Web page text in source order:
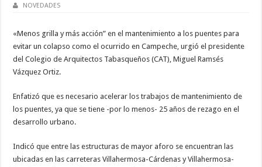
NOVEDADES
«Menos grilla y más acción” en el mantenimiento a los puentes para
evitar un colapso como el ocurrido en Campeche, urgió el presidente
del Colegio de Arquitectos Tabasqueños (CAT), Miguel Ramsés
Vázquez Ortiz.
Enfatizó que es necesario acelerar los trabajos de mantenimiento de
los puentes, ya que se tiene -por lo menos- 25 años de rezago en el
desarrollo urbano.
Indicó que entre las estructuras de mayor aforo se encuentran las
ubicadas en las carreteras Villahermosa-Cárdenas y Villahermosa-